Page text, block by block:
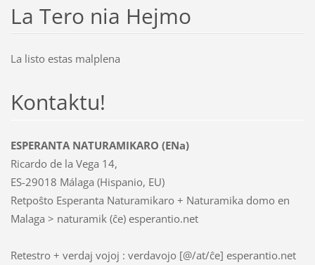
La Tero nia Hejmo
La listo estas malplena
Kontaktu!
ESPERANTA NATURAMIKARO (ENa)
Ricardo de la Vega 14,
ES-29018 Málaga (Hispanio, EU)
Retpoŝto Esperanta Naturamikaro + Naturamika domo en
Malaga > naturamik (ĉe) esperantio.net
Retestro + verdaj vojoj : verdavojo [@/at/ĉe] esperantio.net